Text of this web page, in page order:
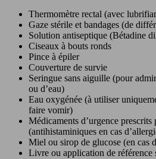
Thermomètre rectal (avec
Gaze stérile et bandages (de
Solution antiseptique (Bétadine
Ciseaux à bouts ronds
Pince à épiler
Couverture de survie
Seringue sans aiguille (pour
ou d’eau)
Eau oxygénée (à utiliser
faire vomir)
Médicaments d’urgence prescrits
(antihistaminiques en cas
Miel ou sirop de glucose (en cas
Livre ou application de référence